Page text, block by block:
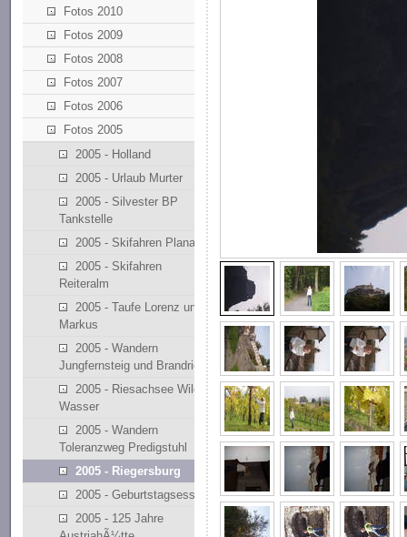
Fotos 2010
Fotos 2009
Fotos 2008
Fotos 2007
Fotos 2006
Fotos 2005
2005 - Holland
2005 - Urlaub Murter
2005 - Silvester BP
Tankstelle
2005 - Skifahren Planai
2005 - Skifahren
Reiteralm
2005 - Taufe Lorenz und
Markus
2005 - Wandern
Jungfernsteig und Brandriedl
2005 - Riesachsee Wilde
Wasser
2005 - Wandern
Toleranzweg Predigstuhl
2005 - Riegersburg
2005 - Geburtstagsessen
2005 - 125 Jahre